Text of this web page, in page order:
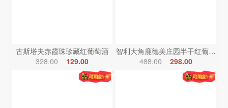
古斯塔夫赤霞珠珍藏红葡萄酒
328.00
129.00
智利大角鹿德美庄园半干红葡萄酒
488.00
298.00